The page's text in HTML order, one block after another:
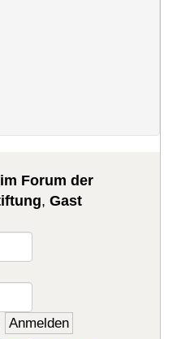
Forum der
,Gast